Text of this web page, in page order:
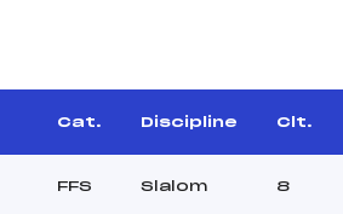
Cat. Discipline Clt.
FFS Slalom 8